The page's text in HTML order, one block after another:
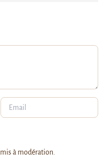
à modération.